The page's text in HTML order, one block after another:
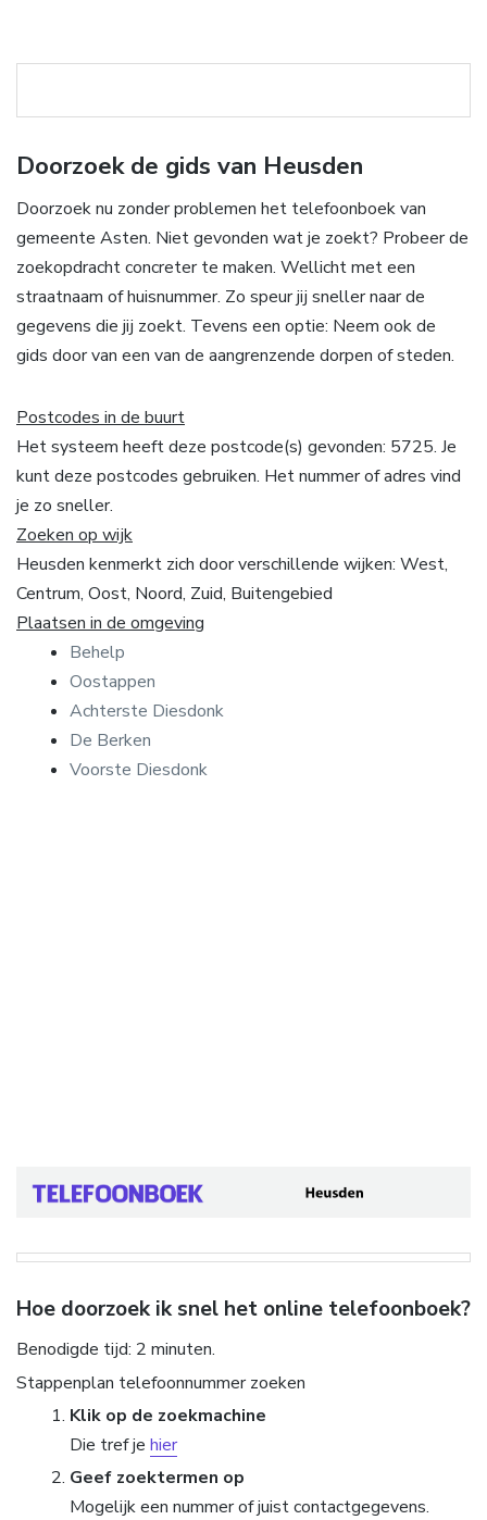
Doorzoek de gids van Heusden
Doorzoek nu zonder problemen het telefoonboek van
gemeente Asten. Niet gevonden wat je zoekt? Probeer de
zoekopdracht concreter te maken. Wellicht met een
straatnaam of huisnummer. Zo speur jij sneller naar de
gegevens die jij zoekt. Tevens een optie: Neem ook de
gids door van een van de aangrenzende dorpen of steden.
Postcodes in de buurt
Het systeem heeft deze postcode(s) gevonden: 5725. Je
kunt deze postcodes gebruiken. Het nummer of adres vind
je zo sneller.
Zoeken op wijk
Heusden kenmerkt zich door verschillende wijken: West,
Centrum, Oost, Noord, Zuid, Buitengebied
Plaatsen in de omgeving
Behelp
Oostappen
Achterste Diesdonk
De Berken
Voorste Diesdonk
Hoe doorzoek ik snel het online telefoonboek?
Benodigde tijd: 2 minuten.
Stappenplan telefoonnummer zoeken
Klik op de zoekmachine
Die tref je hier
Geef zoektermen op
Mogelijk een nummer of juist contactgegevens.